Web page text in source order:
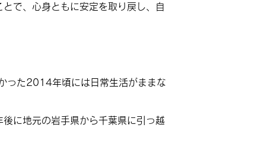
で、心身ともに安定を取り戻し、自
った2014年頃には日常生活がままな
に地元の岩手県から千葉県に引っ越